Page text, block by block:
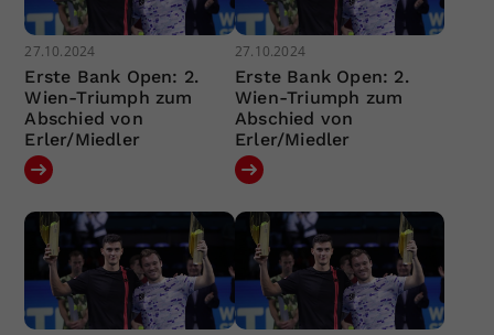
27.10.2024
Erste Bank Open: 2.
Wien-Triumph zum
Abschied von
Erler/Miedler
27.10.2024
Erste Bank Open: 2.
Wien-Triumph zum
Abschied von
Erler/Miedler